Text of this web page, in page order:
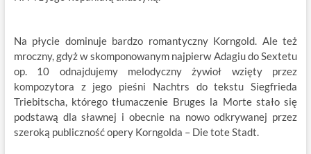
Na płycie dominuje bardzo romantyczny Korngold. Ale też
mroczny, gdyż w skomponowanym najpierw Adagiu do Sextetu
op. 10 odnajdujemy melodyczny żywioł wzięty przez
kompozytora z jego pieśni Nachtrs do tekstu Siegfrieda
Triebitscha, którego tłumaczenie Bruges la Morte stało się
podstawą dla sławnej i obecnie na nowo odkrywanej przez
szeroką publiczność opery Korngolda – Die tote Stadt.